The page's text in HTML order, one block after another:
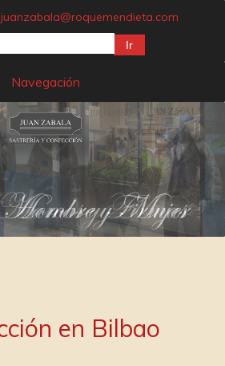
juanzabala@roquemendieta.com
Navegación
en Bilbao